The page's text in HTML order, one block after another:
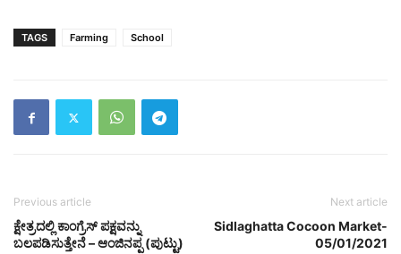
TAGS Farming School
Previous article
ಕ್ಷೇತ್ರದಲ್ಲಿ ಕಾಂಗ್ರೆಸ್ ಪಕ್ಷವನ್ನು
ಬಲಪಡಿಸುತ್ತೇನೆ – ಆಂಜಿನಪ್ಪ (ಪುಟ್ಟು)
Next article
Sidlaghatta Cocoon Market-
05/01/2021